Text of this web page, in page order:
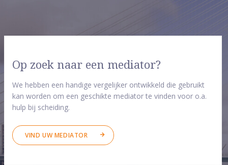
Op zoek naar een mediator?
We hebben een handige vergelijker ontwikkeld die gebruikt
kan worden om een geschikte mediator te vinden voor o.a.
hulp bij scheiding.
VIND UW MEDIATOR